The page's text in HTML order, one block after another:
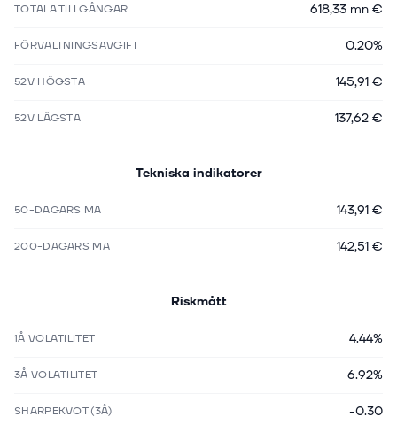
TOTALA TILLGÅNGAR 618,33 mn €
FÖRVALTNINGSAVGIFT 0.20%
52V HÖGSTA 145,91 €
52V LÄGSTA 137,62 €
Tekniska indikatorer
50-DAGARS MA 143,91 €
200-DAGARS MA 142,51 €
Riskmått
1Å VOLATILITET 4.44%
3Å VOLATILITET 6.92%
SHARPEKVOT (3Å) -0.30